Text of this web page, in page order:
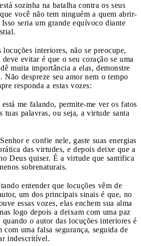
sozinha na batalha contra os seus
você não tem ninguém a quem abrir-
seria um grande equívoco diante
interiores, não se preocupe,
evitar é que o seu coração se uma
muita importância a elas, demonstre
Não despreze seu amor nem o tempo
responda a estas vozes:
está me falando, permite-me ver os fatos
tuas palavras, ou seja, a virtude santa
e confie nele, gaste suas energias
das virtudes, e depois deixe que a
Deus quiser. É a virtude que santifica
sobrenaturais.
entender que locuções vêm de
um dos principais sinais é que, no
essas vozes, elas enchem sua alma
logo depois a deixam com uma paz
o autor das locuções interiores é
com uma falsa segurança, seguida de
indescritível.